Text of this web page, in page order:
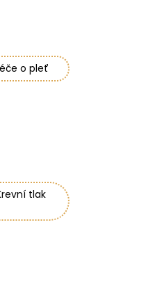
o pleť
tlak